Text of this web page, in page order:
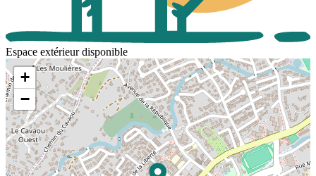
Espace extérieur disponible
+
−